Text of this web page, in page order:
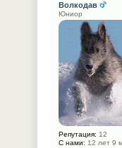
Волкодав
Юниор
Репутация: 12
С нами: 12 лет 9